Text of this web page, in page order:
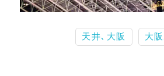
天井､大阪 大